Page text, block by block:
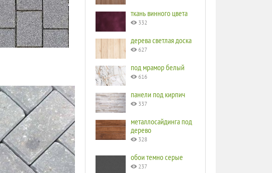
ткань винного цвета
332
дерева светлая доска
627
под мрамор белый
616
панели под кирпич
337
металлосайдинга под
дерево
328
обои темно серые
237